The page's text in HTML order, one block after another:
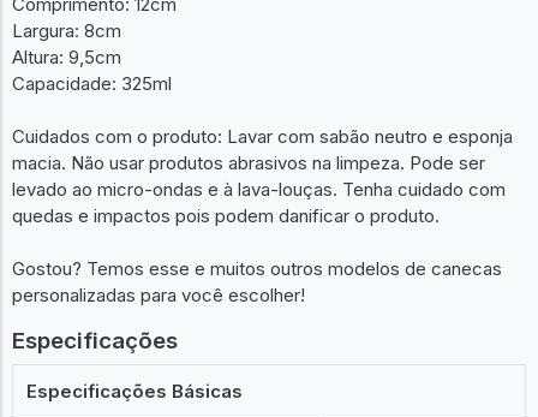
Largura: 8cm
Altura: 9,5cm
Capacidade: 325ml
Cuidados com o produto: Lavar com sabão neutro e esponja
macia. Não usar produtos abrasivos na limpeza. Pode ser
levado ao micro-ondas e à lava-louças. Tenha cuidado com
quedas e impactos pois podem danificar o produto.
Gostou? Temos esse e muitos outros modelos de canecas
personalizadas para você escolher!
Especificações
Especificações Básicas